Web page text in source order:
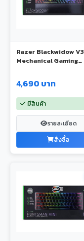
Razer Blackwidow V3
Mechanical Gaming
4,690 บาท
มีสินค้า
รายละเอียด
สั่งซื้อ